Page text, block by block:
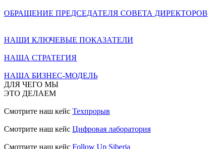
ОБРАЩЕНИЕ ПРЕДСЕДАТЕЛЯ СОВЕТА ДИРЕКТОРОВ
НАШИ КЛЮЧЕВЫЕ ПОКАЗАТЕЛИ
НАША СТРАТЕГИЯ
НАША БИЗНЕС-МОДЕЛЬ
ДЛЯ ЧЕГО МЫ
ЭТО ДЕЛАЕМ
Смотрите наш кейс Техпрорыв
Смотрите наш кейс Цифровая лаборатория
Смотрите наш кейс Follow Up Siberia